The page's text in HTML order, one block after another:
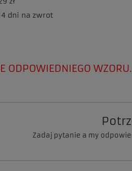
dni na zwrot
ODPOWIEDNIEGO
Zadaj pytanie a my